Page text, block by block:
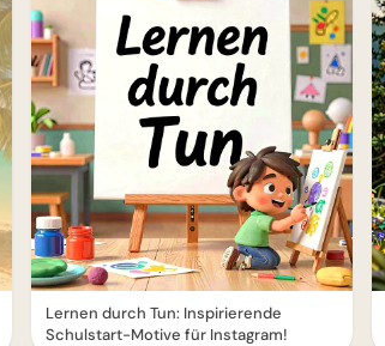
Lernen durch Tun: Inspirierende
Schulstart-Motive für Instagram!